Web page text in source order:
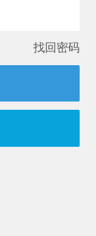
找回密码